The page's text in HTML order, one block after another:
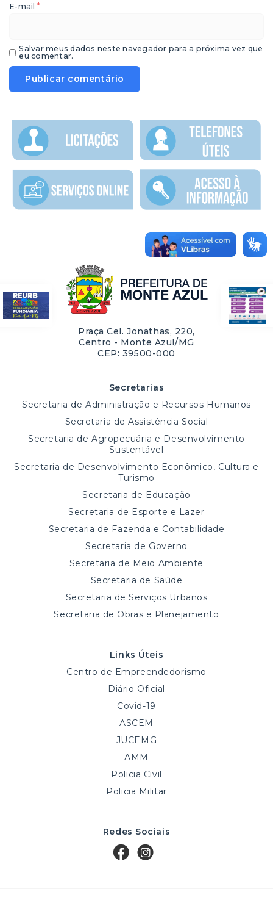
E-mail *
Salvar meus dados neste navegador para a próxima vez que
eu comentar.
Praça Cel. Jonathas, 220,
Centro - Monte Azul/MG
CEP: 39500-000
Secretarias
Secretaria de Administração e Recursos Humanos
Secretaria de Assistência Social
Secretaria de Agropecuária e Desenvolvimento
Sustentável
Secretaria de Desenvolvimento Econômico, Cultura e
Turismo
Secretaria de Educação
Secretaria de Esporte e Lazer
Secretaria de Fazenda e Contabilidade
Secretaria de Governo
Secretaria de Meio Ambiente
Secretaria de Saúde
Secretaria de Serviços Urbanos
Secretaria de Obras e Planejamento
Links Úteis
Centro de Empreendedorismo
Diário Oficial
Covid-19
ASCEM
JUCEMG
AMM
Policia Civil
Policia Militar
Redes Sociais